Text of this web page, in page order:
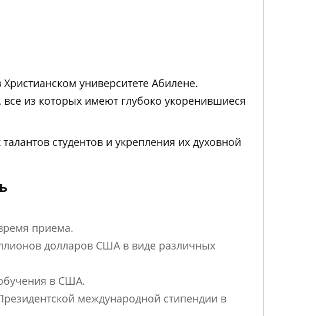
университете Абилене.
все из которых имеют глубоко укоренившиеся
студентов и укрепления их духовной
приема.
долларов США в виде различных
в США.
международной стипендии в